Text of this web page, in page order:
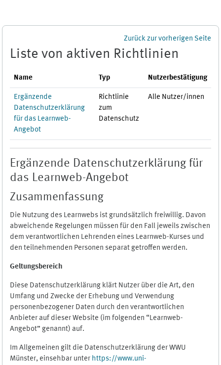
Zurück zur vorherigen Seite
Liste von aktiven Richtlinien
Name Typ Nutzerbestätigung
Ergänzende
Datenschutzerklärung
für das Learnweb-
Angebot
Richtlinie
zum
Datenschutz
Alle Nutzer/innen
Ergänzende Datenschutzerklärung für
das Learnweb-Angebot
Zusammenfassung
Die Nutzung des Learnwebs ist grundsätzlich freiwillig. Davon
abweichende Regelungen müssen für den Fall jeweils zwischen
dem verantwortlichen Lehrenden eines Learnweb-Kurses und
den teilnehmenden Personen separat getroffen werden.
Geltungsbereich
Diese Datenschutzerklärung klärt Nutzer über die Art, den
Umfang und Zwecke der Erhebung und Verwendung
personenbezogener Daten durch den verantwortlichen
Anbieter auf dieser Website (im folgenden “Learnweb-
Angebot” genannt) auf.
Im Allgemeinen gilt die Datenschutzerklärung der WWU
Münster, einsehbar unter https://www.uni-